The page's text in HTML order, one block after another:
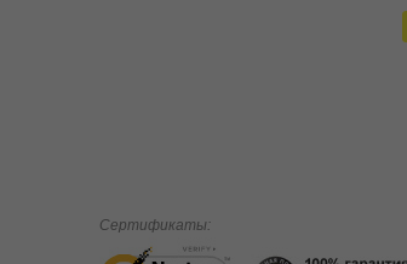
Сертификаты: